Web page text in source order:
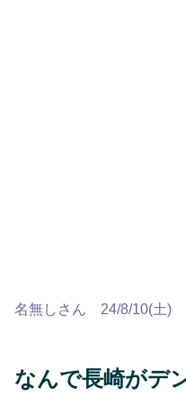
名無しさん 24/8/10(土)
なんで長崎がデ